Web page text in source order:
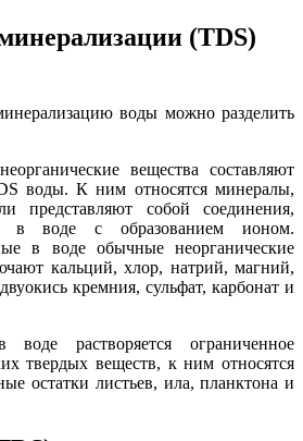
(TDS)
воды можно разделить
вещества составляют
воды. К ним относятся минералы,
представляют собой соединения,
в воде с образованием ионом.
в воде обычные неорганические
кальций, хлор, натрий, магний,
кремния, сульфат, карбонат и
растворяется ограниченное
твердых веществ, к ним относятся
остатки листьев, ила, планктона и